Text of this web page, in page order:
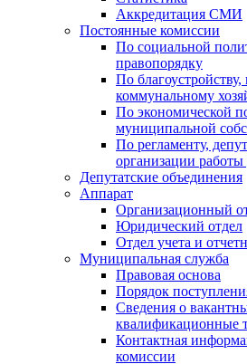
Аккредитация СМИ
Постоянные комиссии
По социальной
правопорядку
По благоустройству,
коммунальному
По экономической
муниципальной
По регламенту,
организации
Депутатские объединения
Аппарат
Организационный
Юридический отдел
Отдел учета и
Муниципальная служба
Правовая основа
Порядок
Сведения о
квалификационные
Контактная
комиссии